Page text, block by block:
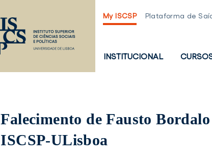
My ISCSP Plataforma de
PÁGINA
INSTITUCIONAL
Falecimento de Fausto
ISCSP-ULisboa